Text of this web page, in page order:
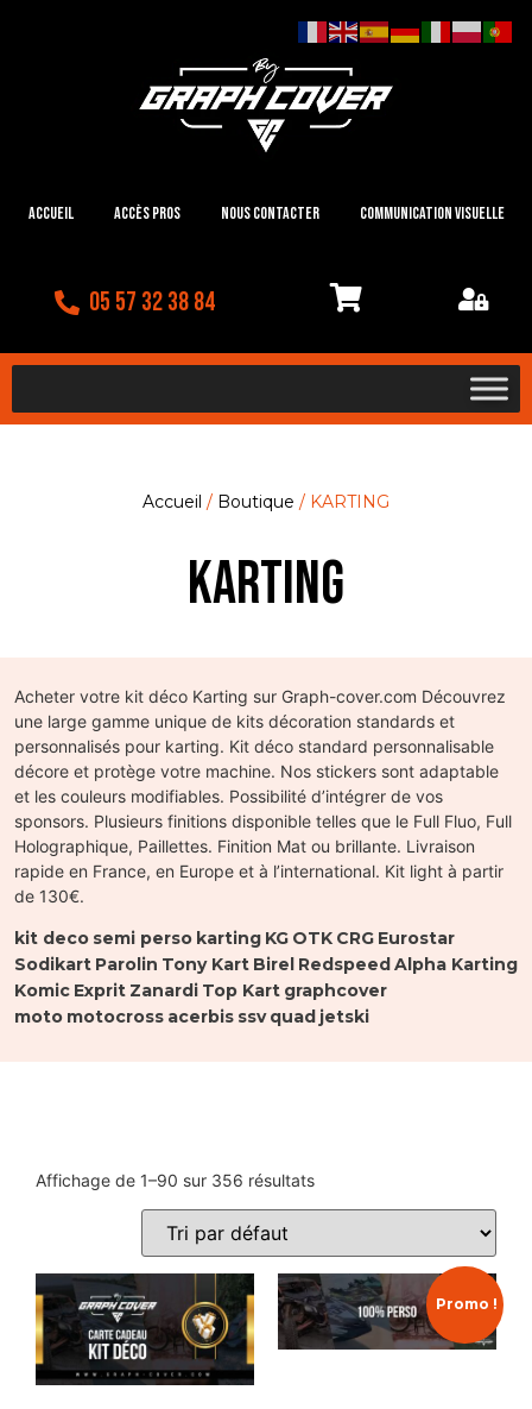
Accueil Accès Pros Nous contacter Communication visuelle
05 57 32 38 84
Accueil / Boutique / KARTING
KARTING
Acheter votre kit déco Karting sur Graph-cover.com Découvrez
une large gamme unique de kits décoration standards et
personnalisés pour karting. Kit déco standard personnalisable
décore et protège votre machine. Nos stickers sont adaptable
et les couleurs modifiables. Possibilité d’intégrer de vos
sponsors. Plusieurs finitions disponible telles que le Full Fluo, Full
Holographique, Paillettes. Finition Mat ou brillante. Livraison
rapide en France, en Europe et à l’international. Kit light à partir
de 130€.
kit deco semi perso karting KG OTK CRG Eurostar
Sodikart Parolin Tony Kart Birel RedspeedAlpha Karting
Komic Exprit Zanardi Top Kart graphcover
moto motocross acerbis ssv quad jetski
Affichage de 1–90 sur 356 résultats
Promo !